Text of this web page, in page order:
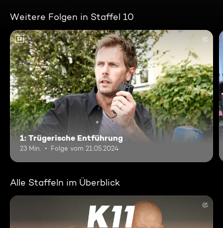
Weitere Folgen in Staffel 10
12
1: Trügerische Entführung
23 Min. Folge vom 21.05.2024
Alle Staffeln im Überblick